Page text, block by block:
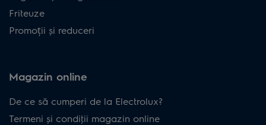
Friteuze
Promoții și reduceri
Magazin online
De ce să cumperi de la Electrolux?
Termeni și condiţii magazin online